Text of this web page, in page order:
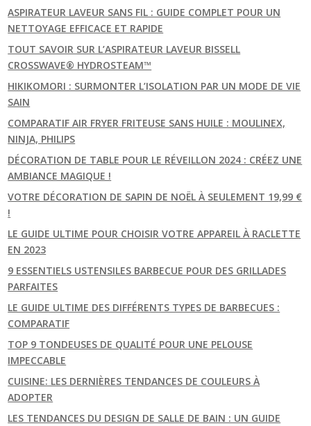
ASPIRATEUR LAVEUR SANS FIL : GUIDE COMPLET POUR UN
NETTOYAGE EFFICACE ET RAPIDE
TOUT SAVOIR SUR L’ASPIRATEUR LAVEUR BISSELL
CROSSWAVE® HYDROSTEAM™
HIKIKOMORI : SURMONTER L’ISOLATION PAR UN MODE DE VIE
SAIN
COMPARATIF AIR FRYER FRITEUSE SANS HUILE : MOULINEX,
NINJA, PHILIPS
DÉCORATION DE TABLE POUR LE RÉVEILLON 2024 : CRÉEZ UNE
AMBIANCE MAGIQUE !
VOTRE DÉCORATION DE SAPIN DE NOËL À SEULEMENT 19,99 €
!
LE GUIDE ULTIME POUR CHOISIR VOTRE APPAREIL À RACLETTE
EN 2023
9 ESSENTIELS USTENSILES BARBECUE POUR DES GRILLADES
PARFAITES
LE GUIDE ULTIME DES DIFFÉRENTS TYPES DE BARBECUES :
COMPARATIF
TOP 9 TONDEUSES DE QUALITÉ POUR UNE PELOUSE
IMPECCABLE
CUISINE: LES DERNIÈRES TENDANCES DE COULEURS À
ADOPTER
LES TENDANCES DU DESIGN DE SALLE DE BAIN : UN GUIDE